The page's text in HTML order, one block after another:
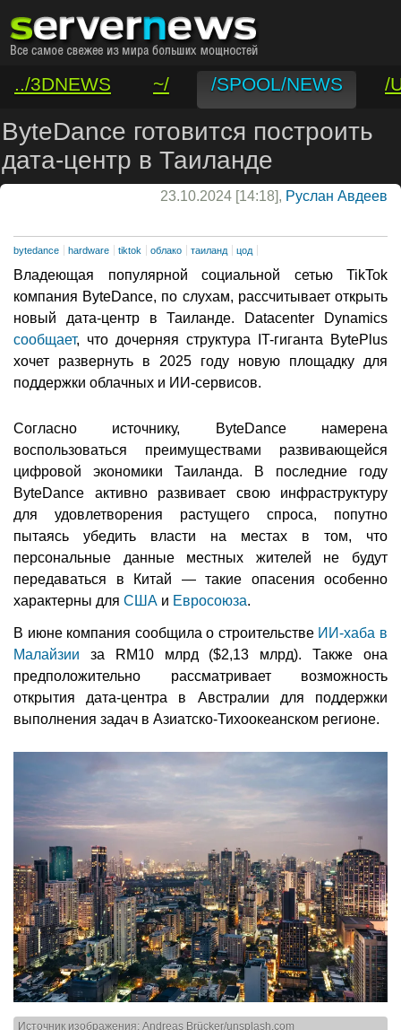
../3DNEWS ~/ /SPOOL/NEWS
/
/VAR/CONTACT
ByteDance готовится построить
дата-центр в Таиланде
23.10.2024 [14:18], Руслан Авдеев
bytedance hardware tiktok облако таиланд цод
Владеющая популярной социальной сетью TikTok
компания ByteDance, по слухам, рассчитывает открыть
новый дата-центр в Таиланде. Datacenter Dynamics
сообщает, что дочерняя структура IT-гиганта BytePlus
хочет развернуть в 2025 году новую площадку для
поддержки облачных и ИИ-сервисов.
Согласно источнику, ByteDance намерена
воспользоваться преимуществами развивающейся
цифровой экономики Таиланда. В последние году
ByteDance активно развивает свою инфраструктуру
для удовлетворения растущего спроса, попутно
пытаясь убедить власти на местах в том, что
персональные данные местных жителей не будут
передаваться в Китай — такие опасения особенно
характерны для США и Евросоюза.
В июне компания сообщила о строительстве ИИ-хаба в
Малайзии за RM10 млрд ($2,13 млрд). Также она
предположительно рассматривает возможность
открытия дата-центра в Австралии для поддержки
выполнения задач в Азиатско-Тихоокеанском регионе.
Источник изображения: Andreas Brücker/unsplash.com